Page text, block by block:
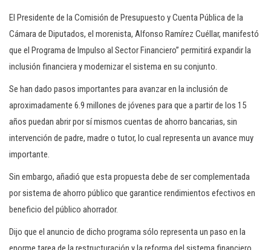
El Presidente de la Comisión de Presupuesto y Cuenta Pública de la
Cámara de Diputados, el morenista, Alfonso Ramírez Cuéllar, manifestó
que el Programa de Impulso al Sector Financiero” permitirá expandir la
inclusión financiera y modernizar el sistema en su conjunto.
Se han dado pasos importantes para avanzar en la inclusión de
aproximadamente 6.9 millones de jóvenes para que a partir de los 15
años puedan abrir por sí mismos cuentas de ahorro bancarias, sin
intervención de padre, madre o tutor, lo cual representa un avance muy
importante.
Sin embargo, añadió que esta propuesta debe de ser complementada
por sistema de ahorro público que garantice rendimientos efectivos en
beneficio del público ahorrador.
Dijo que el anuncio de dicho programa sólo representa un paso en la